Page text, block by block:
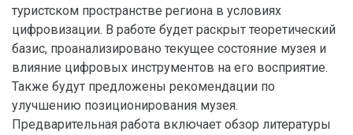
туристском пространстве региона в условиях
цифровизации. В работе будет раскрыт теоретический
базис, проанализировано текущее состояние музея и
влияние цифровых инструментов на его восприятие.
Также будут предложены рекомендации по
улучшению позиционирования музея.
Предварительная работа включает обзор литературы